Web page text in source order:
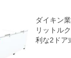
ダイキン
リットル
利な2ドア